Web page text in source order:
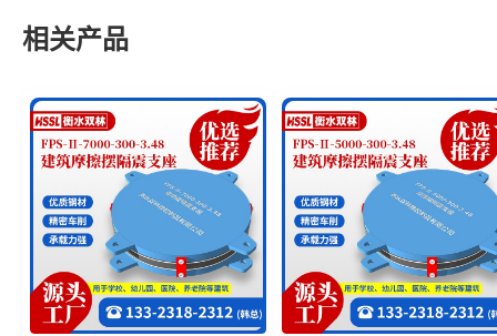
相关产品